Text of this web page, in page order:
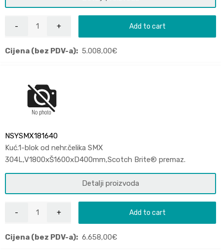
Add to cart
Cijena (bez PDV-a): 5.008,00€
NSYSMX181640
Kuć.1-blok od nehr.čelika SMX
304L,V1800xŠ1600xD400mm,Scotch Brite® premaz.
Detalji proizvoda
Add to cart
Cijena (bez PDV-a): 6.658,00€